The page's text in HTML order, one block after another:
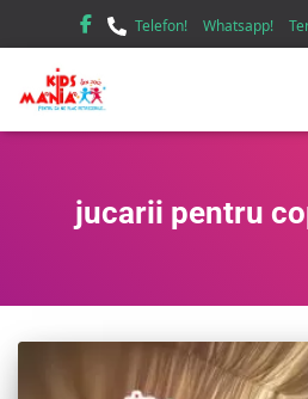
Telefon! Whatsapp!
jucarii pentru